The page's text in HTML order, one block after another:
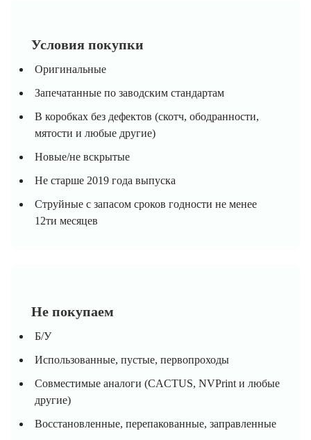
Условия покупки
Оригинальные
Запечатанные по заводским стандартам
В коробках без дефектов (скотч, ободранности,
мятости и любые другие)
Новые/не вскрытые
Не старше 2019 года выпуска
Струйные с запасом сроков годности не менее
12ти месяцев
Не покупаем
Б/У
Использованные, пустые, первопроходы
Совместимые аналоги (CACTUS, NVPrint и любые
другие)
Восстановленные, перепакованные, заправленные